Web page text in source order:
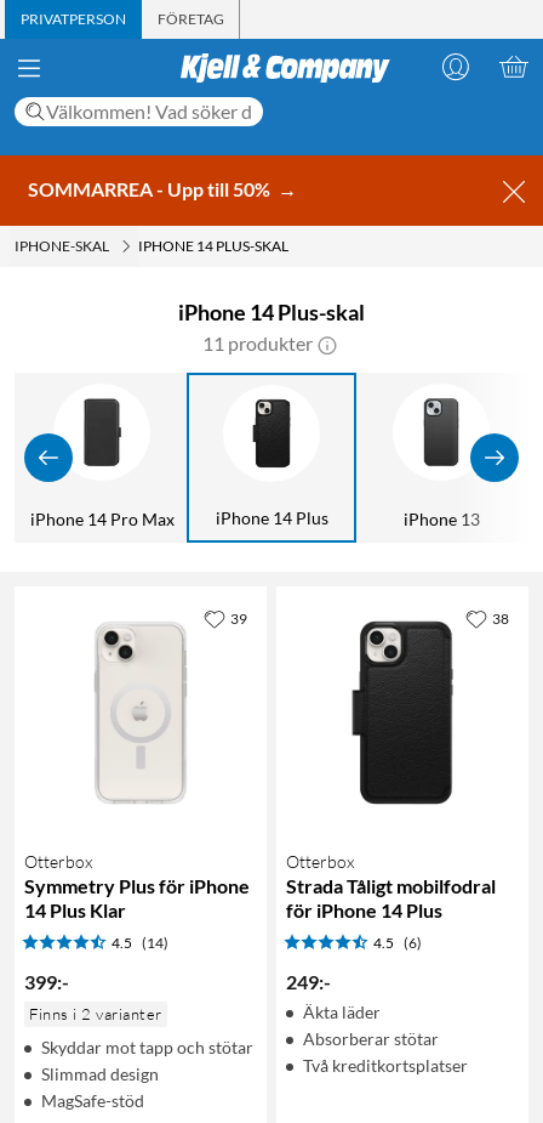
PRIVATPERSON FÖRETAG
SOMMARREA - Upp till 50% →
IPHONE-SKAL IPHONE 14 PLUS-SKAL
iPhone 14 Plus-skal
11 produkter
iPhone 14 Pro Max iPhone 14 Plus iPhone 13
Otterbox
Symmetry Plus för iPhone
14 Plus Klar
4.5 (14)
399:-
Finns i 2 varianter
Skyddar mot tapp och stötar
Slimmad design
MagSafe-stöd
39
Otterbox
Strada Tåligt mobilfodral
för iPhone 14 Plus
4.5 (6)
249:-
Äkta läder
Absorberar stötar
Två kreditkortsplatser
38